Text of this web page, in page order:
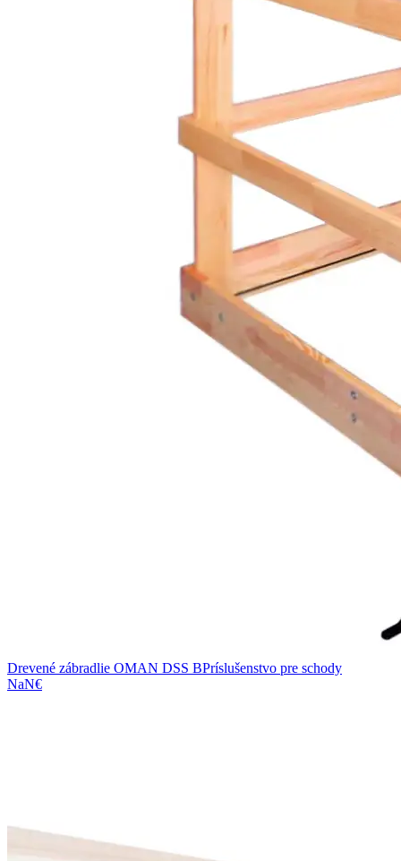
Drevené zábradlie OMAN DSS BPríslušenstvo pre schody
NaN€